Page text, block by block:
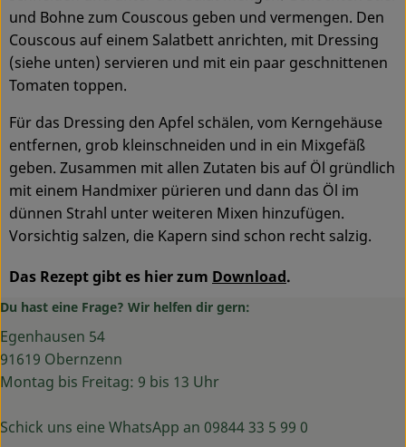
und Bohne zum Couscous geben und vermengen. Den
Couscous auf einem Salatbett anrichten, mit Dressing
(siehe unten) servieren und mit ein paar geschnittenen
Tomaten toppen.
Für das Dressing den Apfel schälen, vom Kerngehäuse
entfernen, grob kleinschneiden und in ein Mixgefäß
geben. Zusammen mit allen Zutaten bis auf Öl gründlich
mit einem Handmixer pürieren und dann das Öl im
dünnen Strahl unter weiteren Mixen hinzufügen.
Vorsichtig salzen, die Kapern sind schon recht salzig.
Das Rezept gibt es hier zum Download.
Du hast eine Frage? Wir helfen dir gern:
Egenhausen 54
91619 Obernzenn
Montag bis Freitag: 9 bis 13 Uhr
Schick uns eine WhatsApp an 09844 33 5 99 0